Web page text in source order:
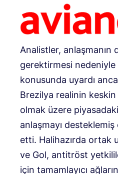
Analistler, anlaşmanın
gerektirmesi nedeniyle
konusunda uyardı
Brezilya realinin
olmak üzere
anlaşmayı
etti. Halihazırda ortak
ve Gol, antitröst
için tamamlayıcı